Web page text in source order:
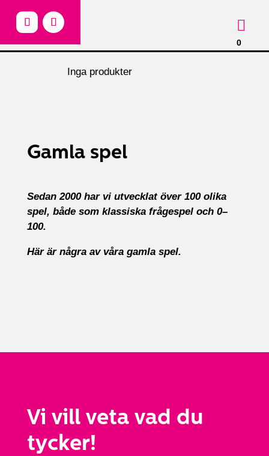

0
Inga produkter
Gamla spel
Sedan 2000 har vi utvecklat över 100 olika
spel, både som klassiska frågespel och 0–
100.
Här är några av våra gamla spel.
Vi vill veta vad du
tycker!